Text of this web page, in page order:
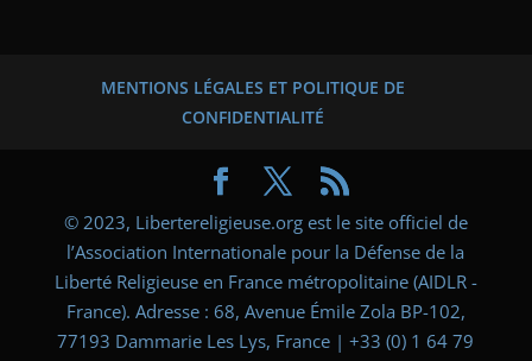
MENTIONS LÉGALES ET POLITIQUE DE
CONFIDENTIALITÉ
© 2023, Libertereligieuse.org est le site officiel de
l’Association Internationale pour la Défense de la
Liberté Religieuse en France métropolitaine (AIDLR -
France). Adresse : 68, Avenue Émile Zola BP-102,
77193 Dammarie Les Lys, France | +33 (0) 1 64 79